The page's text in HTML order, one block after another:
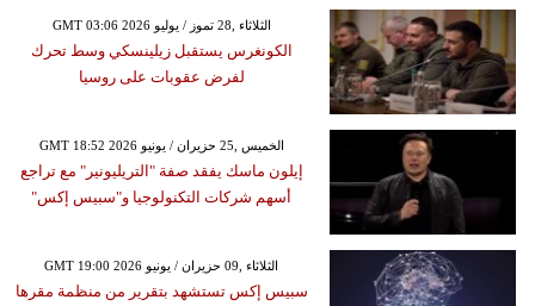
GMT 03:06 2026 الثلاثاء ,28 تموز / يوليو
الكونغرس يستقبل زيلينسكي وسط تحرك
لفرض عقوبات على روسيا
GMT 18:52 2026 الخميس ,25 حزيران / يونيو
إيلون ماسك يفقد صفة "التريليونير" مع تراجع
أسهم شركات التكنولوجيا و"سبيس إكس"
GMT 19:00 2026 الثلاثاء ,09 حزيران / يونيو
سبيس إكس تستشهد بتقرير من منظمة مقرها